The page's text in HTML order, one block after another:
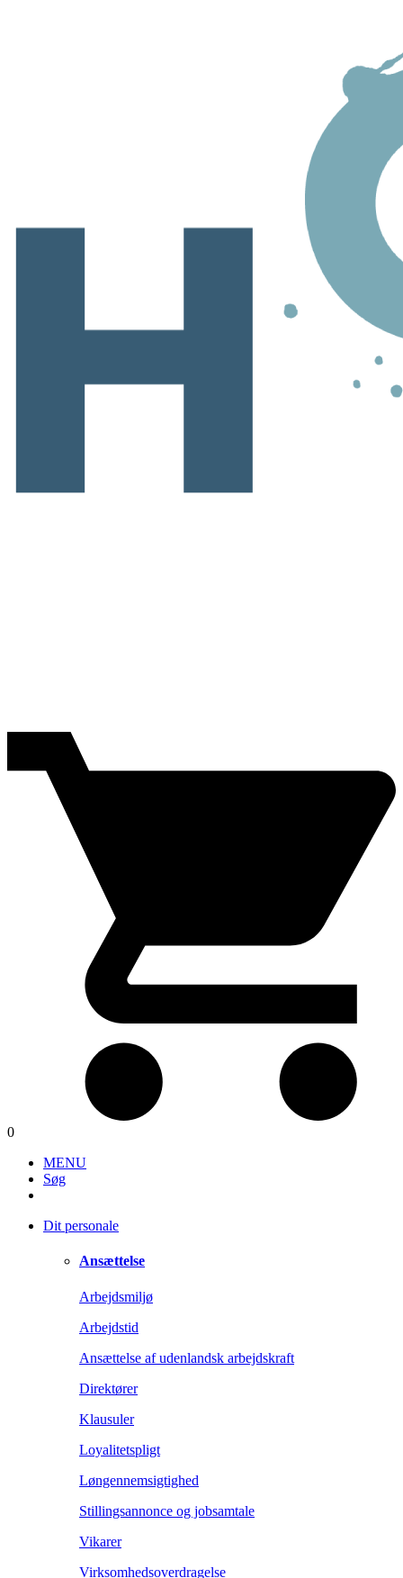
0
MENU
Søg
Dit personale
Ansættelse
Arbejdsmiljø
Arbejdstid
Ansættelse af udenlandsk arbejdskraft
Direktører
Klausuler
Loyalitetspligt
Løngennemsigtighed
Stillingsannonce og jobsamtale
Vikarer
Virksomhedsoverdragelse